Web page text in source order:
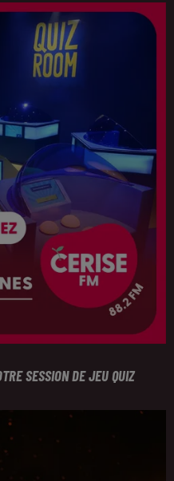
SESSION DE JEU QUIZ